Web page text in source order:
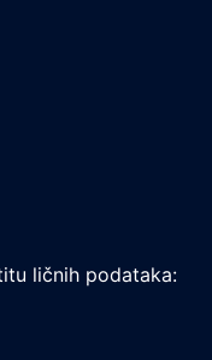
ličnih podataka: